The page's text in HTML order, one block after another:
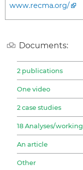
www.recma.org/
Documents:
2 publications
One video
2 case studies
18 Analyses/
An article
Other